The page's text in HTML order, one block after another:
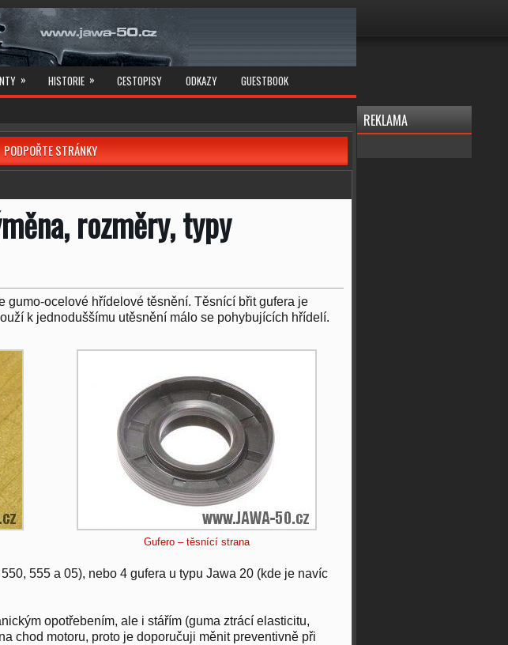
» HISTORIE » CESTOPISY ODKAZY
GUESTBOOK
REKLAMA
PODPOŘTE STRÁNKY
rozměry, typy
gumo-ocelové hřídelové těsnění. Těsnící břit gufera je
k jednoduššímu utěsnění málo se pohybujících hřídelí.
Gufero – těsnící strana
555 a 05), nebo 4 gufera u typu Jawa 20 (kde je navíc
opotřebením, ale i stářím (guma ztrácí elasticitu,
chod motoru, proto je doporučuji měnit preventivně při